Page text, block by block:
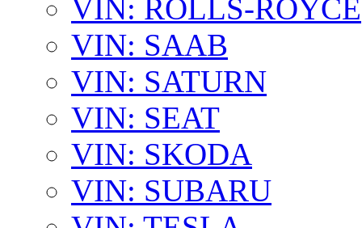
VIN: ROLLS-ROYCE
VIN: SAAB
VIN: SATURN
VIN: SEAT
VIN: SKODA
VIN: SUBARU